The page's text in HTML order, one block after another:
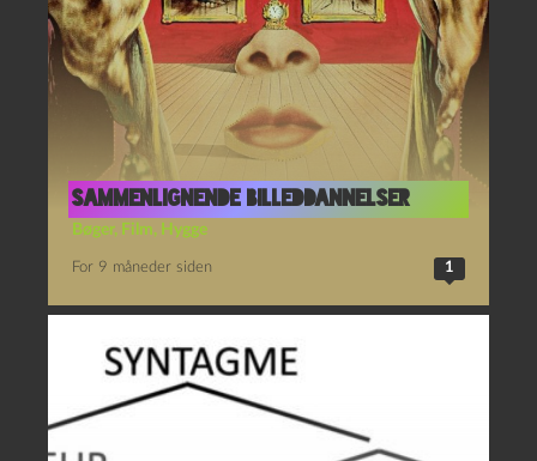
sammenlignende billeddannelser
Bøger, Film, Hygge
For 9 måneder siden 1